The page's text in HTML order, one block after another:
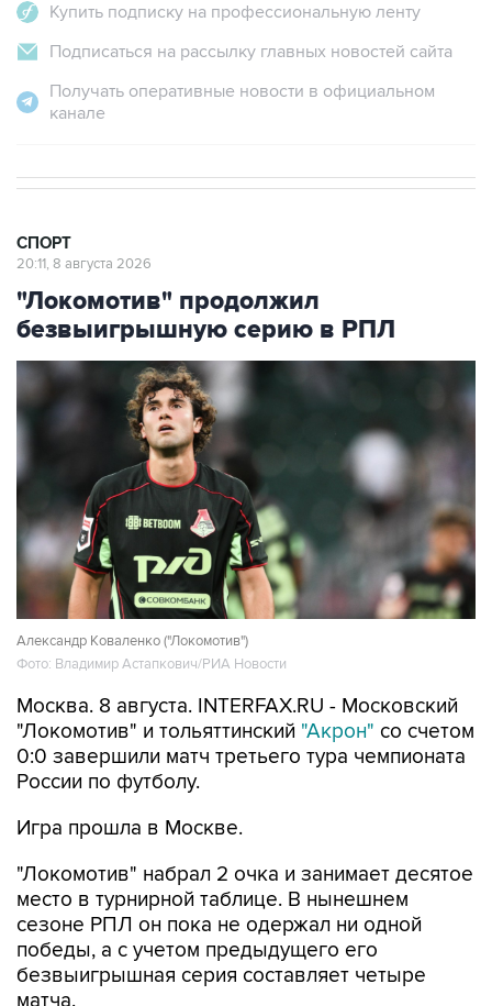
Купить подписку на профессиональную ленту
Подписаться на рассылку главных новостей сайта
Получать оперативные новости в официальном
канале
СПОРТ
20:11, 8 августа 2026
"Локомотив" продолжил
безвыигрышную серию в РПЛ
Александр Коваленко ("Локомотив")
Фото: Владимир Астапкович/РИА Новости
Москва. 8 августа. INTERFAX.RU - Московский
"Локомотив" и тольяттинский "Акрон" со счетом
0:0 завершили матч третьего тура чемпионата
России по футболу.
Игра прошла в Москве.
"Локомотив" набрал 2 очка и занимает десятое
место в турнирной таблице. В нынешнем
сезоне РПЛ он пока не одержал ни одной
победы, а с учетом предыдущего его
безвыигрышная серия составляет четыре